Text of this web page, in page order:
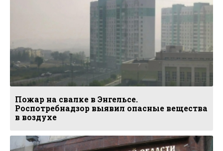
Пожар на свалке в Энгельсе.
Роспотребнадзор выявил опасные вещества
в воздухе